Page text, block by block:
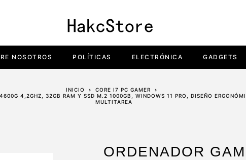
NOSOTROS POLÍTICAS ELECTRÓNICA GADGETS
INICIO
CORE I7 PC GAMER
4,2GHZ, 32GB RAM Y SSD M.2 1000GB, WINDOWS 11 PRO, DISEÑO
MULTITAREA
ORDENADOR